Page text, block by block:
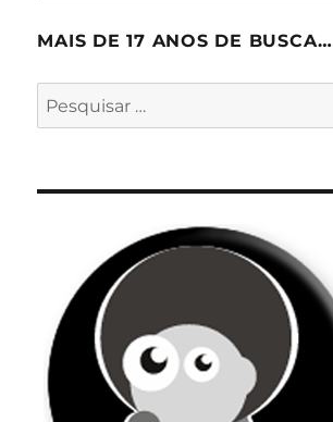
MAIS DE 17 ANOS DE BUSCA…
Pesquisar
por: